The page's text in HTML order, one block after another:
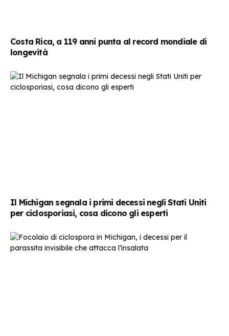
Costa Rica, a 119 anni punta al record mondiale di
longevità
Il Michigan segnala i primi decessi negli Stati Uniti
per ciclosporiasi, cosa dicono gli esperti